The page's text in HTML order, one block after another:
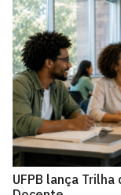
UFPB lança